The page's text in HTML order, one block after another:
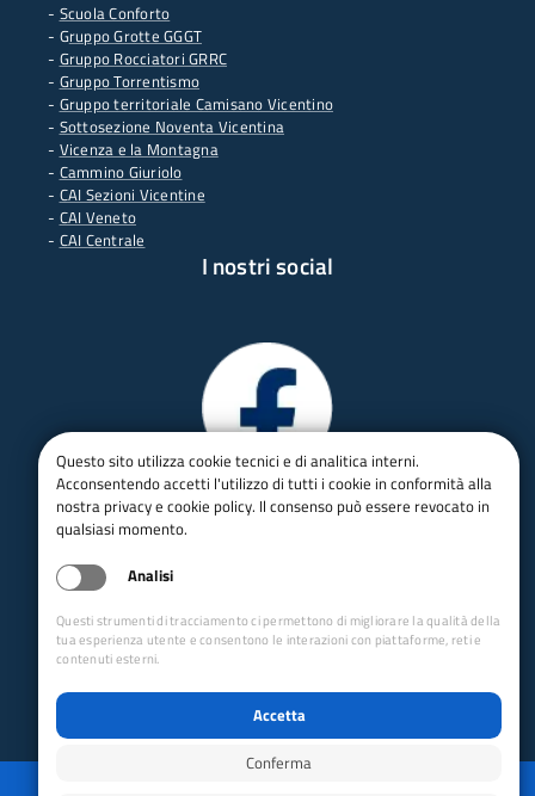
- Scuola Conforto
- Gruppo Grotte GGGT
- Gruppo Rocciatori GRRC
- Gruppo Torrentismo
- Gruppo territoriale Camisano Vicentino
- Sottosezione Noventa Vicentina
- Vicenza e la Montagna
- Cammino Giuriolo
- CAI Sezioni Vicentine
- CAI Veneto
- CAI Centrale
I nostri social
Questo sito utilizza cookie tecnici e di analitica interni.
Acconsentendo accetti l'utilizzo di tutti i cookie in conformità alla
nostra privacy e cookie policy. Il consenso può essere revocato in
qualsiasi momento.
Analisi
Questi strumenti di tracciamento ci permettono di migliorare la qualità della
tua esperienza utente e consentono le interazioni con piattaforme, reti e
contenuti esterni.
Accetta
Conferma